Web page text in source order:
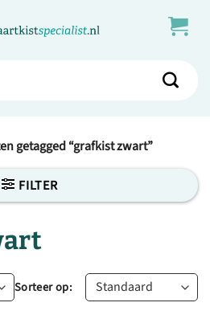
getagged “grafkist zwart”
FILTER
Sorteer op: